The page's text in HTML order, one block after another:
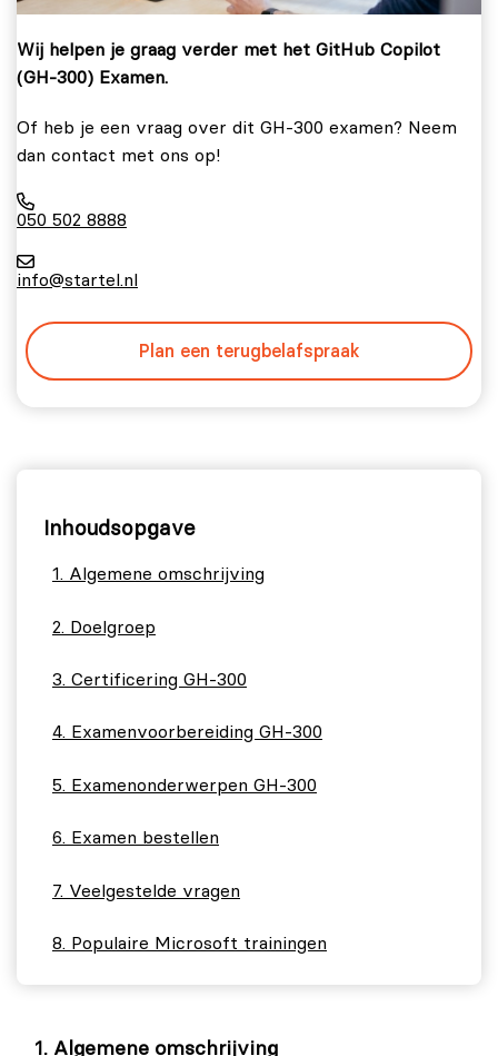
Wij helpen je graag verder met het GitHub Copilot
(GH-300) Examen.
Of heb je een vraag over dit GH-300 examen? Neem
dan contact met ons op!
050 502 8888
info@startel.nl
Plan een terugbelafspraak
Inhoudsopgave
Algemene omschrijving
Doelgroep
Certificering GH‑300
Examenvoorbereiding GH‑300
Examenonderwerpen GH‑300
Examen bestellen
Veelgestelde vragen
Populaire Microsoft trainingen
Algemene omschrijving